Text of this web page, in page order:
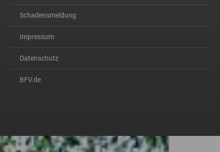
Schadensmeldung
Impressum
Datenschutz
BFV.de